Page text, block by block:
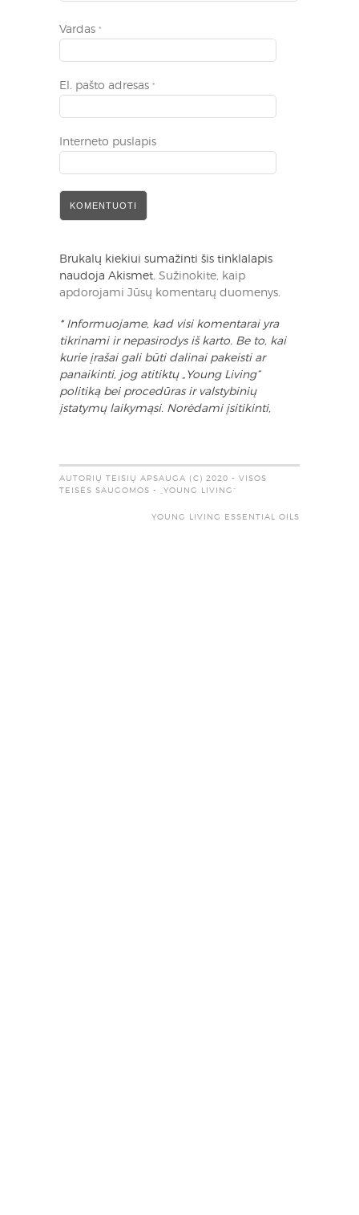
Vardas *
El. pašto adresas *
Interneto puslapis
Brukalų kiekiui sumažinti šis tinklalapis
naudoja Akismet. Sužinokite, kaip
apdorojami Jūsų komentarų duomenys.
* Informuojame, kad visi komentarai yra
tikrinami ir nepasirodys iš karto. Be to, kai
kurie įrašai gali būti dalinai pakeisti ar
panaikinti, jog atitiktų „Young Living“
politiką bei procedūras ir valstybinių
įstatymų laikymąsi. Norėdami įsitikinti,
AUTORIŲ TEISIŲ APSAUGA (C) 2020 - VISOS
TEISĖS SAUGOMOS - „YOUNG LIVING“
YOUNG LIVING ESSENTIAL OILS